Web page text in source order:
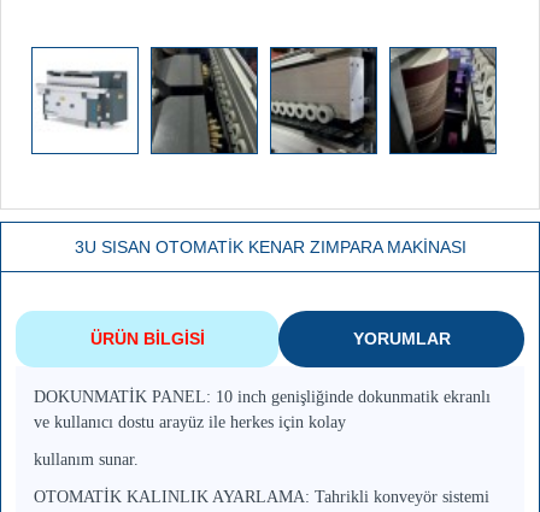
3U SISAN OTOMATİK KENAR ZIMPARA MAKİNASI
ÜRÜN BILGISI YORUMLAR
DOKUNMATİK PANEL: 10 inch genişliğinde dokunmatik ekranlı
ve kullanıcı dostu arayüz ile herkes için kolay
kullanım sunar.
OTOMATİK KALINLIK AYARLAMA: Tahrikli konveyör sistemi